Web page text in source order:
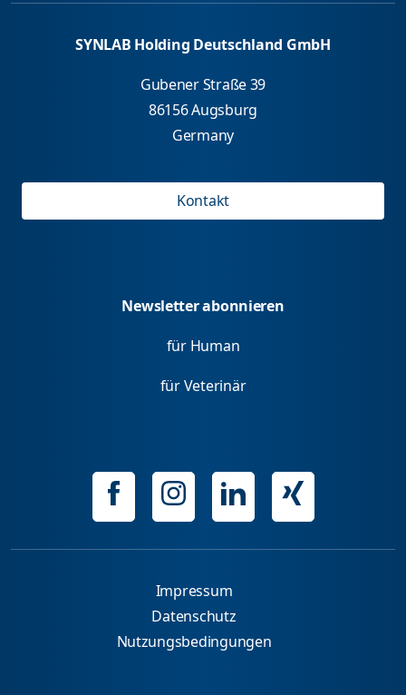
SYNLAB Holding Deutschland GmbH
Gubener Straße 39
86156 Augsburg
Germany
Kontakt
Newsletter abonnieren
für Human
für Veterinär
Impressum
Datenschutz
Nutzungsbedingungen